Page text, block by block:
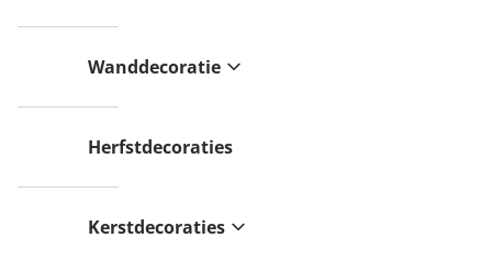
Wanddecoratie
Herfstdecoraties
Kerstdecoraties